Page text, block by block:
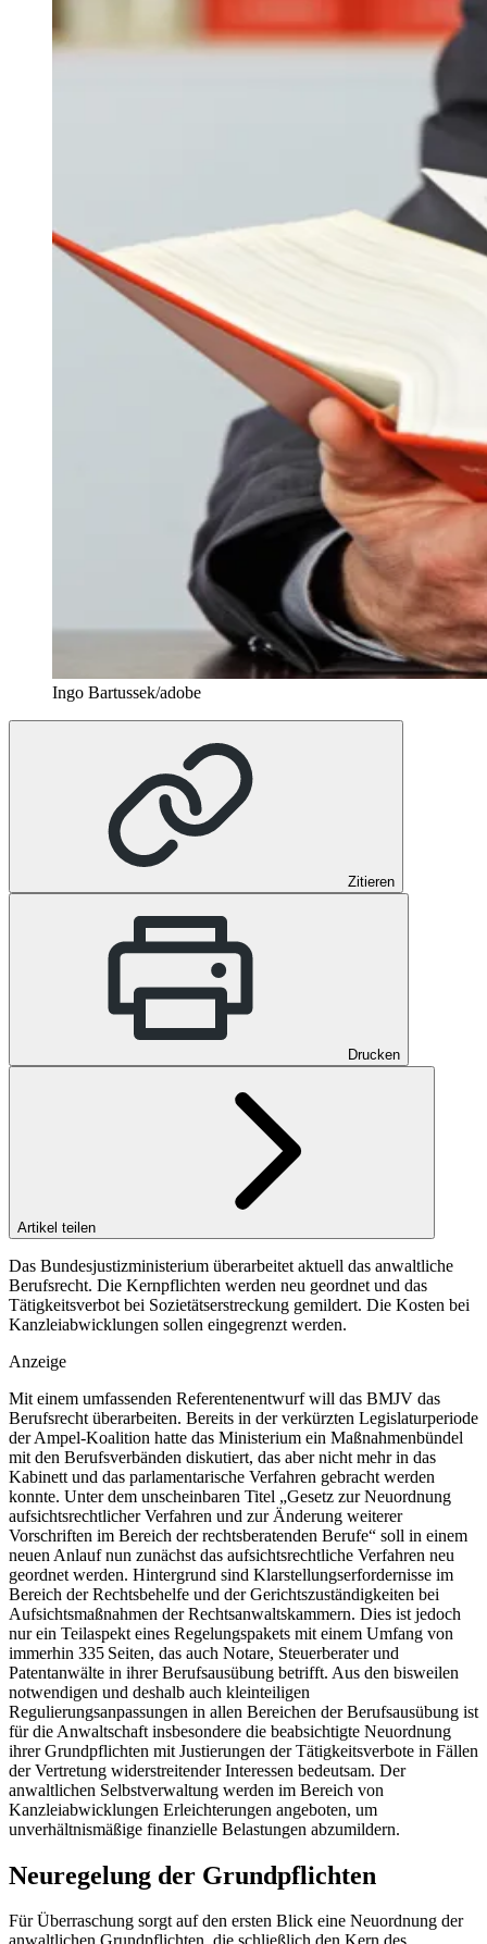
Ingo Bartussek/adobe
Zitieren
Drucken
Artikel teilen
Das Bundesjustizministerium überarbeitet aktuell das anwaltliche
Berufsrecht. Die Kernpflichten werden neu geordnet und das
Tätigkeitsverbot bei Sozietätserstreckung gemildert. Die Kosten bei
Kanzleiabwicklungen sollen eingegrenzt werden.
Anzeige
Mit einem umfassenden Referentenentwurf will das BMJV das
Berufsrecht überarbeiten. Bereits in der verkürzten Legislaturperiode
der Ampel-Koalition hatte das Ministerium ein Maßnahmenbündel
mit den Berufsverbänden diskutiert, das aber nicht mehr in das
Kabinett und das parlamentarische Verfahren gebracht werden
konnte. Unter dem unscheinbaren Titel „Gesetz zur Neuordnung
aufsichtsrechtlicher Verfahren und zur Änderung weiterer
Vorschriften im Bereich der rechtsberatenden Berufe“ soll in einem
neuen Anlauf nun zunächst das aufsichtsrechtliche Verfahren neu
geordnet werden. Hintergrund sind Klarstellungserfordernisse im
Bereich der Rechtsbehelfe und der Gerichtszuständigkeiten bei
Aufsichtsmaßnahmen der Rechtsanwaltskammern. Dies ist jedoch
nur ein Teilaspekt eines Regelungspakets mit einem Umfang von
immerhin 335 Seiten, das auch Notare, Steuerberater und
Patentanwälte in ihrer Berufsausübung betrifft. Aus den bisweilen
notwendigen und deshalb auch kleinteiligen
Regulierungsanpassungen in allen Bereichen der Berufsausübung ist
für die Anwaltschaft insbesondere die beabsichtigte Neuordnung
ihrer Grundpflichten mit Justierungen der Tätigkeitsverbote in Fällen
der Vertretung widerstreitender Interessen bedeutsam. Der
anwaltlichen Selbstverwaltung werden im Bereich von
Kanzleiabwicklungen Erleichterungen angeboten, um
unverhältnismäßige finanzielle Belastungen abzumildern.
Neuregelung der Grundpflichten
Für Überraschung sorgt auf den ersten Blick eine Neuordnung der